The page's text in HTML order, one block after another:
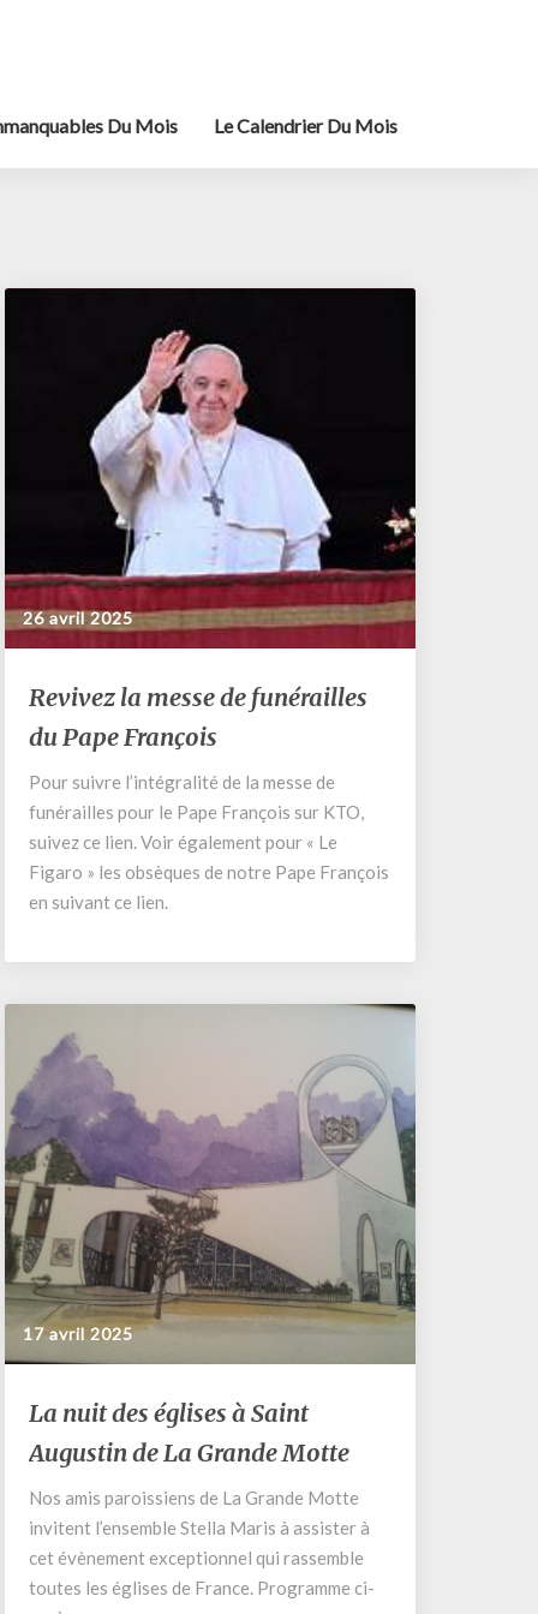
Du Mois Le Calendrier Du Mois
26 avril 2025
Revivez
la
messe
funérailles
du
Pape
François
Revivez la messe de funérailles
du Pape François
Pour suivre l’intégralité de la messe de
funérailles pour le Pape François sur KTO,
suivez ce lien. Voir également pour « Le
Figaro » les obsèques de notre Pape François
en suivant ce lien.
17 avril 2025
La
nuit
des
à
Saint
Augustin
de
La nuit des églises à Saint
Augustin de La Grande Motte
Nos amis paroissiens de La Grande Motte
invitent l’ensemble Stella Maris à assister à
cet évènement exceptionnel qui rassemble
toutes les églises de France. Programme ci-